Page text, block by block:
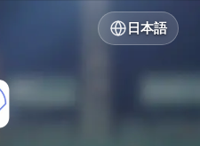
日本語